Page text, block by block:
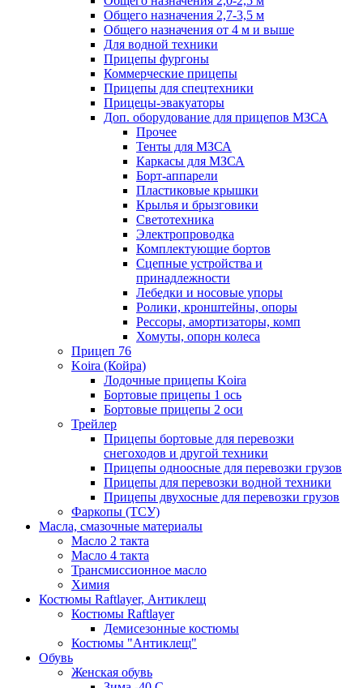
Общего назначения 2,7-3,5 м
Общего назначения от 4 м и выше
Для водной техники
Прицепы фургоны
Коммерческие прицепы
Прицепы для спецтехники
Прицецы-эвакуаторы
Доп. оборудование для прицепов МЗСА
Прочее
Тенты для МЗСА
Каркасы для МЗСА
Борт-аппарели
Пластиковые крышки
Крылья и брызговики
Светотехника
Электропроводка
Комплектующие бортов
Сцепные устройства и
принадлежности
Лебедки и носовые упоры
Ролики, кронштейны, опоры
Рессоры, амортизаторы, комп
Хомуты, опорн колеса
Прицеп 76
Koira (Койра)
Лодочные прицепы Koira
Бортовые прицепы 1 ось
Бортовые прицепы 2 оси
Трейлер
Прицепы бортовые для перевозки
снегоходов и другой техники
Прицепы одноосные для перевозки грузов
Прицепы для перевозки водной техники
Прицепы двухосные для перевозки грузов
Фаркопы (ТСУ)
Масла, смазочные материалы
Масло 2 такта
Масло 4 такта
Трансмиссионное масло
Химия
Костюмы Raftlayer, Антиклещ
Костюмы Raftlayer
Демисезонные костюмы
Костюмы "Антиклещ"
Обувь
Женская обувь